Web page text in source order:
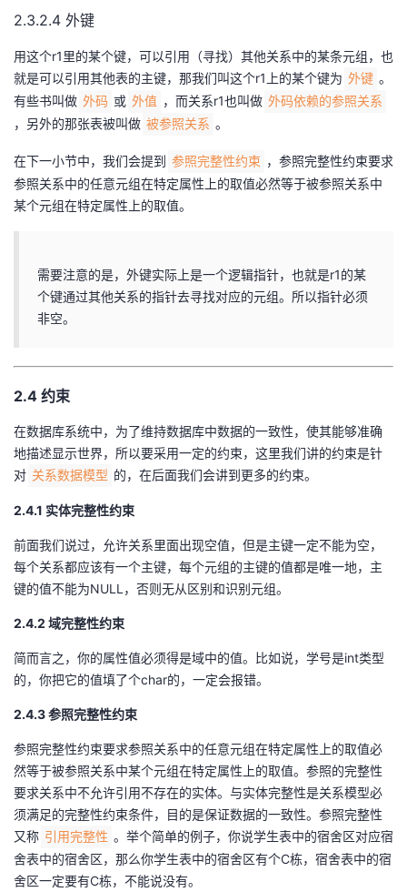
2.3.2.4 外键
用这个r1里的某个键，可以引用（寻找）其他关系中的某条元组，也
就是可以引用其他表的主键，那我们叫这个r1上的某个键为 外键 。
有些书叫做 外码 或 外值 ，而关系r1也叫做 外码依赖的参照关系
，另外的那张表被叫做 被参照关系 。
在下一小节中，我们会提到 参照完整性约束 ，参照完整性约束要求
参照关系中的任意元组在特定属性上的取值必然等于被参照关系中
某个元组在特定属性上的取值。
需要注意的是，外键实际上是一个逻辑指针，也就是r1的某
个键通过其他关系的指针去寻找对应的元组。所以指针必须
非空。
2.4 约束
在数据库系统中，为了维持数据库中数据的一致性，使其能够准确
地描述显示世界，所以要采用一定的约束，这里我们讲的约束是针
对 关系数据模型 的，在后面我们会讲到更多的约束。
2.4.1 实体完整性约束
前面我们说过，允许关系里面出现空值，但是主键一定不能为空，
每个关系都应该有一个主键，每个元组的主键的值都是唯一地，主
键的值不能为NULL，否则无从区别和识别元组。
2.4.2 域完整性约束
简而言之，你的属性值必须得是域中的值。比如说，学号是int类型
的，你把它的值填了个char的，一定会报错。
2.4.3 参照完整性约束
参照完整性约束要求参照关系中的任意元组在特定属性上的取值必
然等于被参照关系中某个元组在特定属性上的取值。参照的完整性
要求关系中不允许引用不存在的实体。与实体完整性是关系模型必
须满足的完整性约束条件，目的是保证数据的一致性。参照完整性
又称 引用完整性 。举个简单的例子，你说学生表中的宿舍区对应宿
舍表中的宿舍区，那么你学生表中的宿舍区有个C栋，宿舍表中的宿
舍区一定要有C栋，不能说没有。